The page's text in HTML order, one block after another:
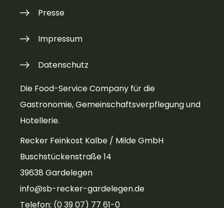
Die Food-Service Company für die
Gastronomie, Gemeinschaftsverpflegung und
Hotellerie.
Recker Feinkost Kalbe / Milde GmbH
Buschstückenstraße 14
39638 Gardelegen
info@sb-recker-gardelegen.de
Telefon: (0 39 07) 77 61-0
Presse
Impressum
Datenschutz